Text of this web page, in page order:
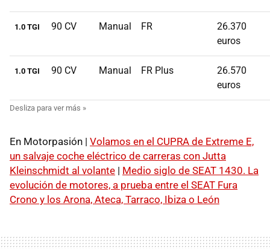
1.0 TGI 90 CV Manual FR
26.370
euros
1.0 TGI 90 CV Manual FR Plus
26.570
euros
En Motorpasión | Volamos en el CUPRA de Extreme E,
un salvaje coche eléctrico de carreras con Jutta
Kleinschmidt al volante | Medio siglo de SEAT 1430. La
evolución de motores, a prueba entre el SEAT Fura
Crono y los Arona, Ateca, Tarraco, Ibiza o León